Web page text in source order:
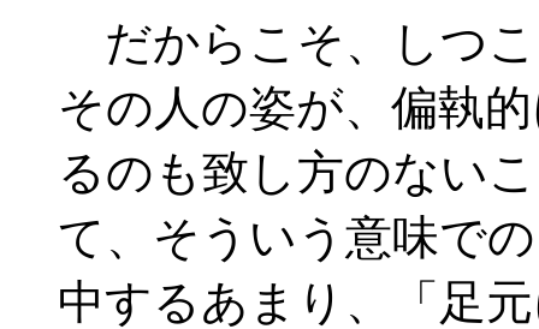
だからこそ、しつ
その人の姿が、偏執
るのも致し方のない
て、そういう意味で
中するあまり、「足